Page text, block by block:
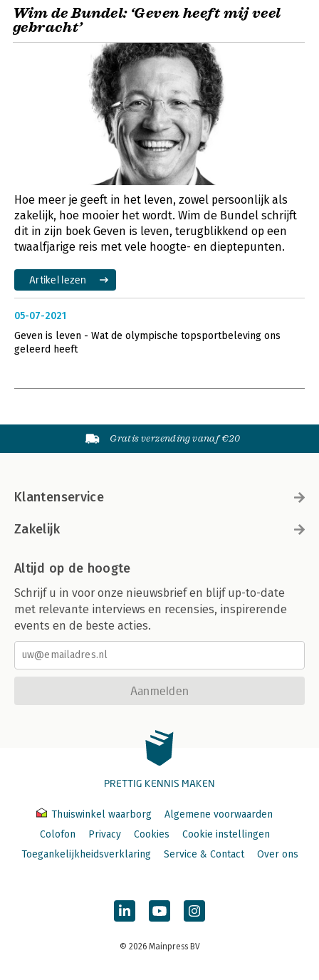
Wim de Bundel: ‘Geven heeft mij veel
gebracht’
Hoe meer je geeft in het leven, zowel persoonlijk als
zakelijk, hoe mooier het wordt. Wim de Bundel schrijft
dit in zijn boek Geven is leven, terugblikkend op een
twaalfjarige reis met vele hoogte- en dieptepunten.
Artikel lezen
05-07-2021
Geven is leven - Wat de olympische topsportbeleving ons
geleerd heeft
Gratis verzending vanaf €20
Klantenservice
Zakelijk
Altijd op de hoogte
Schrijf u in voor onze nieuwsbrief en blijf up-to-date
met relevante interviews en recensies, inspirerende
events en de beste acties.
Aanmelden
PRETTIG KENNIS MAKEN
Thuiswinkel waarborg
Algemene voorwaarden
Colofon
Privacy Cookies
Cookie instellingen
Toegankelijkheidsverklaring
Service & Contact Over ons
© 2026 Mainpress BV